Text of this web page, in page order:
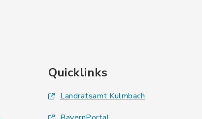
Quicklinks
Landratsamt Kulmbach